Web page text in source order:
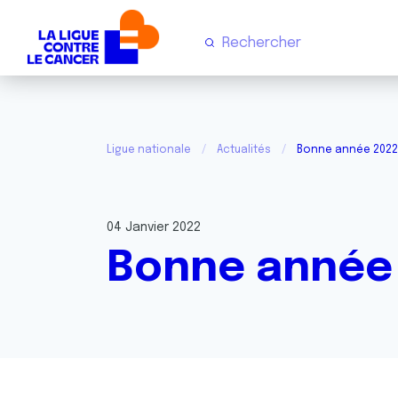
Ligue nationale Actualités Bonne année 2022
04 Janvier 2022
Bonne